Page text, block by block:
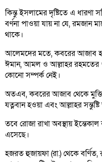
কিন্তু ইসলামের দৃষ্টিতে এ
বর্ণনা পাওয়া যায় না যে, রমজান
থাকে।
আলেমদের মতে, কবরের আজাব
ঈমান, আমল ও আল্লাহর রহমতের
কোনো সম্পর্ক নেই।
অতএব, কবরের আজাব থেকে
যত্নবান হওয়া এবং আল্লাহর সন্তুষ্টি
তবে রোজা রাখা অবস্থায়
এসেছে।
হজরত হুজায়ফা (রা.) থেকে বর্ণিত,